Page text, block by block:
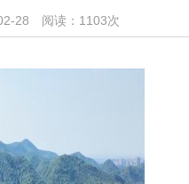
28 阅读： 1103次